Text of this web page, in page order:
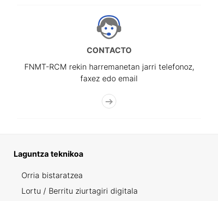
CONTACTO
FNMT-RCM rekin harremanetan jarri telefonoz,
faxez edo email
Laguntza teknikoa
Orria bistaratzea
Lortu / Berritu ziurtagiri digitala